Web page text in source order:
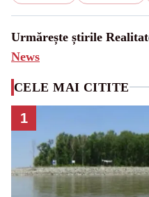
Urmărește știrile
News
CELE MAI CITITE
1